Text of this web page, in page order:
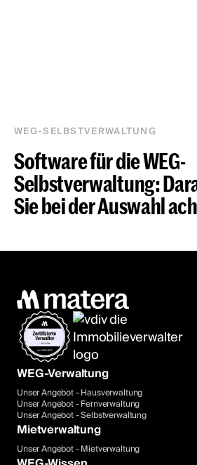
WEG-SELBSTVERWALTUNG
Software für die WEG-
Selbstverwaltung:
Sie bei der Auswahl
WEG-Verwaltung
Unser Angebot - Hausverwaltung
Unser Angebot - Fernverwaltung
Unser Angebot - Selbstverwaltung
Mietverwaltung
Unser Angebot - Mietverwaltung